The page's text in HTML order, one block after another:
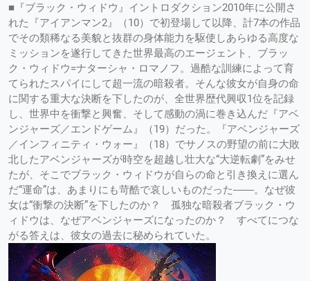
■『ブラック・ウィドウ』イントロダクション2010年に公開さ
れた『アイアンマン2』（10）で初登場して以降、計7本の作品
でその類稀なる美貌と抜群の身体能力を駆使しあらゆる高度な
ミッションを遂行してきた世界最高のエージェント、ブラッ
ク・ウィドウ=ナターシャ・ロマノフ。過酷な訓練によって育
てられたスパイにして超一流の暗殺者。そんな彼女が自身の命
に関する重大な決断を下したのが、全世界歴代興収1位を記録
し、世界中を衝撃と興奮、そして感動の渦に巻き込んだ『アベ
ンジャーズ／エンドゲーム』（19）だった。『アベンジャーズ
／インフィニティ・ウォー』（18）でサノスの野望の前に大敗
北したアベンジャーズが時空を超越し壮大な“大逆転劇”をみせ
たが、そこでブラック・ウィドウが自らの命と引き換えに選ん
だ“運命”は、あまりにも苛酷で哀しいものだった――。なぜ彼
女は“衝撃の決断”を下したのか？ 孤独な暗殺者ブラック・ウ
ィドウは、なぜアベンジャーズになったのか？ すべてにつな
がる答えは、彼女の過去に秘められていた。